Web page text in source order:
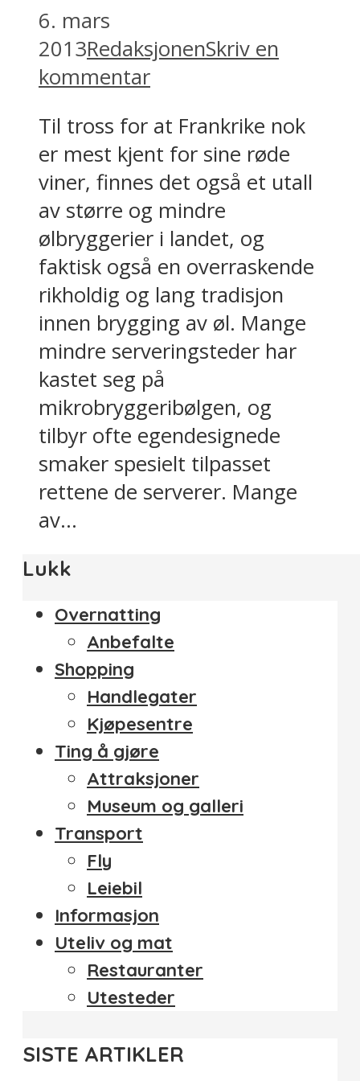
6. mars
2013RedaksjonenSkriv en
kommentar
Til tross for at Frankrike nok
er mest kjent for sine røde
viner, finnes det også et utall
av større og mindre
ølbryggerier i landet, og
faktisk også en overraskende
rikholdig og lang tradisjon
innen brygging av øl. Mange
mindre serveringsteder har
kastet seg på
mikrobryggeribølgen, og
tilbyr ofte egendesignede
smaker spesielt tilpasset
rettene de serverer. Mange
av...
Lukk
Overnatting
Anbefalte
Shopping
Handlegater
Kjøpesentre
Ting å gjøre
Attraksjoner
Museum og galleri
Transport
Fly
Leiebil
Informasjon
Uteliv og mat
Restauranter
Utesteder
SISTE ARTIKLER